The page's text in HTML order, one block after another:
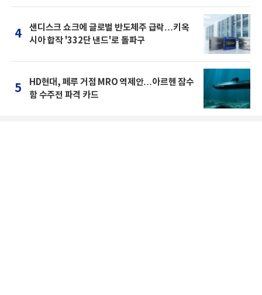
4
샌디스크 쇼크에 글로벌 반도체주 급락…키옥
시아 합작 '332단 낸드'로 돌파구
5
HD현대, 페루 거점 MRO 역제안…아르헨 잠수
함 수주전 파격 카드